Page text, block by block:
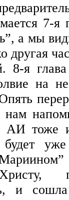
7-я
а мы
другая
8-я
на
тоже
будет
и